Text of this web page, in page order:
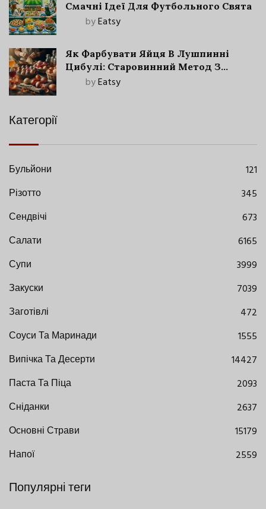
Смачні Ідеї Для Футбольного Свята
byEatsy
Як Фарбувати Яйця В Лушпинні
Цибулі: Старовинний Метод З
Сучасними Нюансами
byEatsy
Категорії
Бульйони
121
Різотто
345
Сендвічі
673
Салати
6165
Супи
3999
Закуски
7039
Заготівлі
472
Соуси Та Маринади
1555
Випічка Та Десерти
14427
Паста Та Піца
2093
Сніданки
2637
Основні Страви
15179
Напої
2559
Популярні теги